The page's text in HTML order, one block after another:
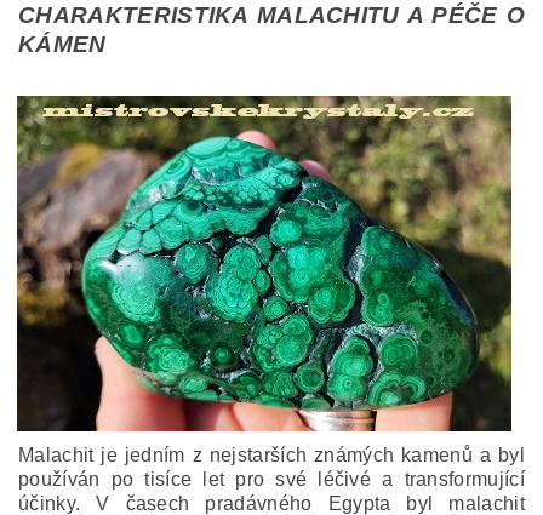
CHARAKTERISTIKA MALACHITU A PÉČE O
KÁMEN
Malachit je jedním z nejstarších známých kamenů a byl
používán po tisíce let pro své léčivé a transformující
účinky. V časech pradávného Egypta byl malachit